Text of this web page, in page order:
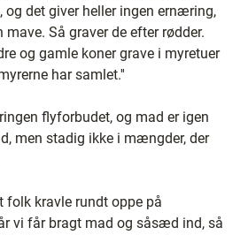
og det giver heller ingen ernæring,
Så graver de efter rødder.
og gamle koner grave i myretuer
har samlet.''
flyforbudet, og mad er igen
men stadig ikke i mængder, der
folk kravle rundt oppe på
vi får bragt mad og såsæd ind, så